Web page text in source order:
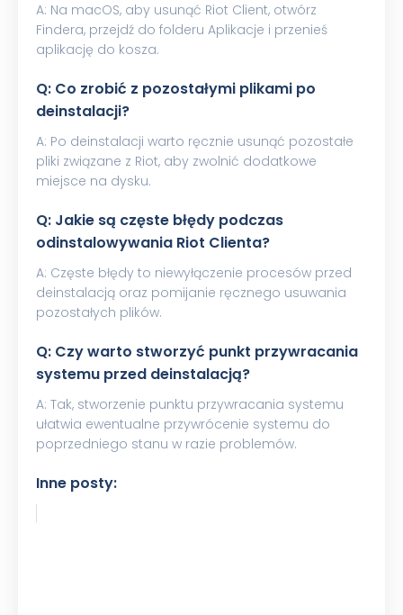
A: Na macOS, aby usunąć Riot Client, otwórz
Findera, przejdź do folderu Aplikacje i przenieś
aplikację do kosza.
Q: Co zrobić z pozostałymi plikami po
deinstalacji?
A: Po deinstalacji warto ręcznie usunąć pozostałe
pliki związane z Riot, aby zwolnić dodatkowe
miejsce na dysku.
Q: Jakie są częste błędy podczas
odinstalowywania Riot Clienta?
A: Częste błędy to niewyłączenie procesów przed
deinstalacją oraz pomijanie ręcznego usuwania
pozostałych plików.
Q: Czy warto stworzyć punkt przywracania
systemu przed deinstalacją?
A: Tak, stworzenie punktu przywracania systemu
ułatwia ewentualne przywrócenie systemu do
poprzedniego stanu w razie problemów.
Inne posty: